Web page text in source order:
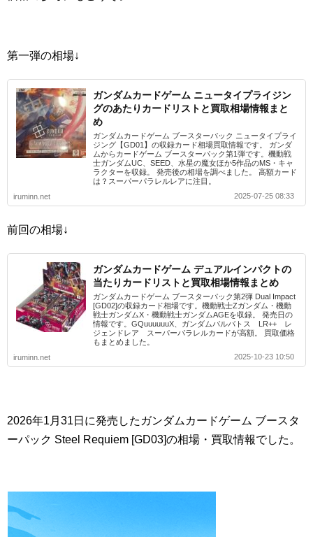
第一弾の相場↓
ガンダムカードゲーム ニュータイプライジン
グのあたりカードリストと買取相場情報まと
め
ガンダムカードゲーム ブースターパック ニュータイプライ
ジング【GD01】の収録カード相場買取情報です。 ガンダ
ムからカードゲーム ブースターパック第1弾です。機動戦
士ガンダムUC、SEED、水星の魔女ほか5作品のMS・キャ
ラクターを収録。 発売後の相場を調べました。 高額カード
は？スーパーパラレルレアに注目。
iruminn.net
2025-07-25 08:33
前回の相場↓
ガンダムカードゲーム デュアルインパクトの
当たりカードリストと買取相場情報まとめ
ガンダムカードゲーム ブースターパック第2弾 Dual Impact
[GD02]の収録カード相場です。機動戦士Zガンダム・機動
戦士ガンダムX・機動戦士ガンダムAGEを収録。 発売日の
情報です。GQuuuuuuX、ガンダムバルバトス LR++ レ
ジェンドレア スーパーパラレルカードが高額。 買取価格
もまとめました。
iruminn.net
2025-10-23 10:50
2026年1月31日に発売したガンダムカードゲーム ブースタ
ーパック Steel Requiem [GD03]の相場・買取情報でした。